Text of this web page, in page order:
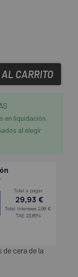
CARRITO
en liquidación.
al elegir
cera de la